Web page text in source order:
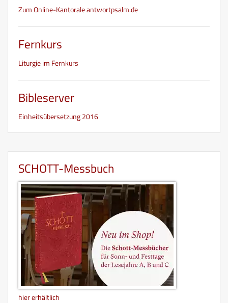
Zum Online-Kantorale antwortpsalm.de
Fernkurs
Liturgie im Fernkurs
Bibleserver
Einheitsübersetzung 2016
SCHOTT-Messbuch
hier erhältlich